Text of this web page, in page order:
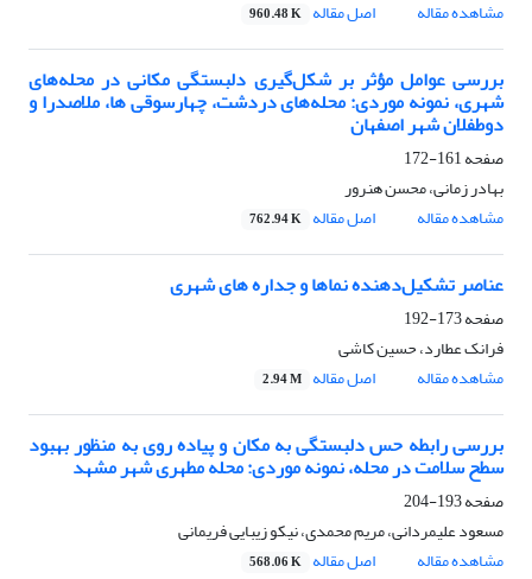
مشاهده مقاله
اصل مقاله 960.48 K
بررسی عوامل مؤثر بر شکل‌گیری دلبستگی مکانی در محله‌های
شهری، نمونه موردی: محله‌های دردشت، چهارسوقی ها، ملاصدرا و
دوطفلان شهر اصفهان
صفحه161-172
بهادر زمانی، محسن هنرور
مشاهده مقاله
اصل مقاله 762.94 K
عناصر تشکیل‌دهنده نماها و جداره های شهری
صفحه173-192
فرانک عطارد، حسین کاشی
مشاهده مقاله
اصل مقاله 2.94 M
بررسی رابطه حس دلبستگی به مکان و پیاده روی به منظور بهبود
سطح سلامت در محله، نمونه موردی: محله مطهری شهر مشهد
صفحه193-204
مسعود علیمردانی، مریم محمدی، نیکو زیبایی فریمانی
مشاهده مقاله
اصل مقاله 568.06 K